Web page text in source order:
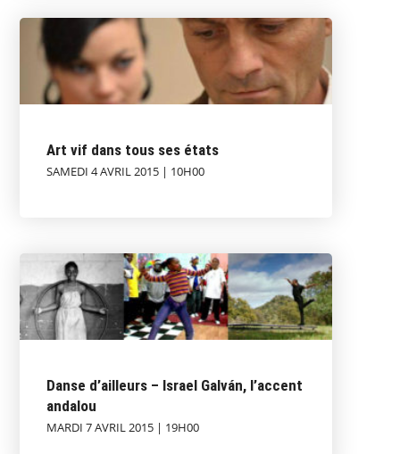
Art vif dans tous ses états
SAMEDI 4 AVRIL 2015 | 10H00
Danse d’ailleurs – Israel Galván, l’accent
andalou
MARDI 7 AVRIL 2015 | 19H00